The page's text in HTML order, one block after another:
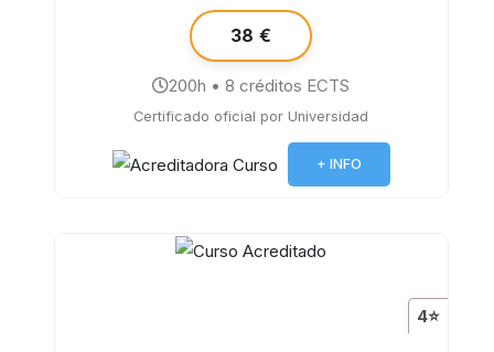
38 €
200h • 8 créditos ECTS
Certificado oficial por Universidad
+ INFO
4⭐